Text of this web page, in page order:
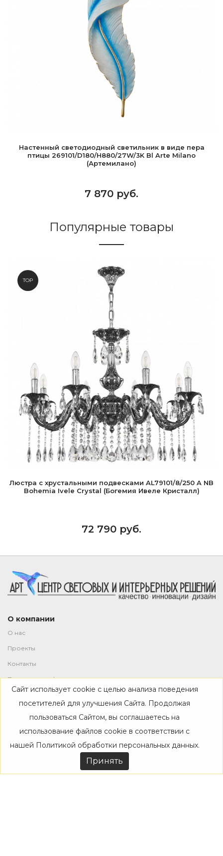
Настенный светодиодный светильник в виде пера
птицы 269101/D180/H880/27W/3K Bl Arte Milano
(Артемилано)
7 870 руб.
Популярные товары
TOP
Люстра с хрустальными подвесками AL79101/8/250 A NB
Bohemia Ivele Crystal (Богемия Ивеле Кристалл)
72 790 руб.
О компании
О нас
Проекты
Контакты
Политика конфиденциальности
Магазин
Каталог
Дизайнерам
Акции
Сайт использует cookie с целью анализа поведения
посетителей для улучшения Сайта. Продолжая
пользоваться Сайтом, вы соглашаетесь на
использование файлов cookie в соответствии с
нашей Политикой обработки персональных данных.
Принять